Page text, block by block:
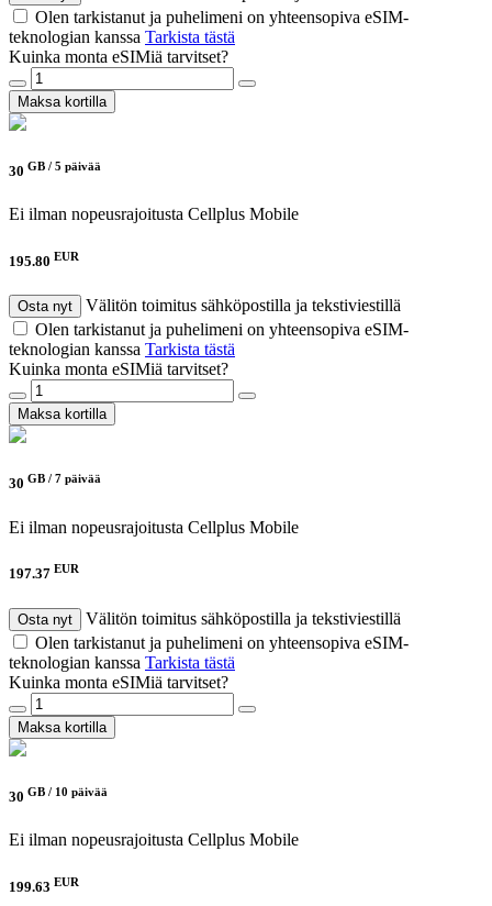
Olen tarkistanut ja puhelimeni on yhteensopiva eSIM-
teknologian kanssa Tarkista tästä
Kuinka monta eSIMiä tarvitset?
Maksa kortilla
30 GB / 5 päivää
Ei ilman nopeusrajoitusta Cellplus Mobile
195.80 EUR
Osta nyt
Välitön toimitus sähköpostilla ja tekstiviestillä
Olen tarkistanut ja puhelimeni on yhteensopiva eSIM-
teknologian kanssa Tarkista tästä
Kuinka monta eSIMiä tarvitset?
Maksa kortilla
30 GB / 7 päivää
Ei ilman nopeusrajoitusta Cellplus Mobile
197.37 EUR
Osta nyt
Välitön toimitus sähköpostilla ja tekstiviestillä
Olen tarkistanut ja puhelimeni on yhteensopiva eSIM-
teknologian kanssa Tarkista tästä
Kuinka monta eSIMiä tarvitset?
Maksa kortilla
30 GB / 10 päivää
Ei ilman nopeusrajoitusta Cellplus Mobile
199.63 EUR